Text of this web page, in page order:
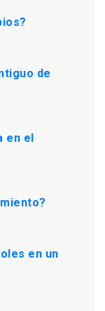
de
en el
en un